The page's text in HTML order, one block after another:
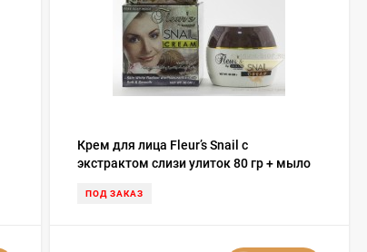
Крем для лица Fleur’s Snail с
экстрактом слизи улиток 80 гр + мыло
ПОД ЗАКАЗ